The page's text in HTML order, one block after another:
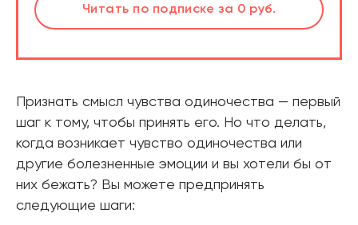
В корзине
Читать по подписке за 0 руб.
Читать по подписке за 0 руб.
Слушатьпо подпискеза 0 руб.
Читать по подписке за 0 руб.
Признать смысл чувства одиночества — первый
шаг к тому, чтобы принять его. Но что делать,
когда возникает чувство одиночества или
другие болезненные эмоции и вы хотели бы от
них бежать? Вы можете предпринять
следующие шаги: